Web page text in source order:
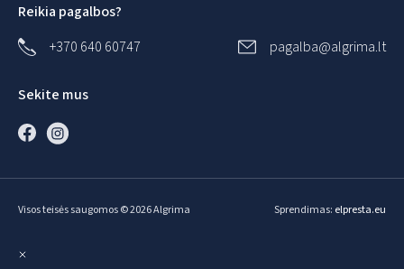
Reikia pagalbos?
+370 640 60747
pagalba@algrima.lt
Sekite mus
Visos teisės saugomos © 2026 Algrima Sprendimas: elpresta.eu